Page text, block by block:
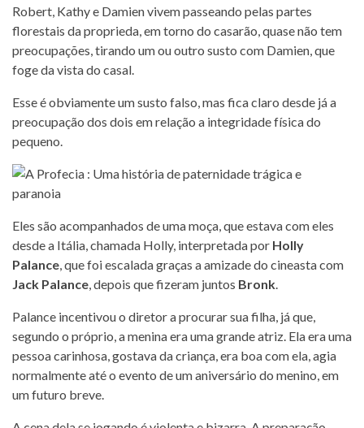
Robert, Kathy e Damien vivem passeando pelas partes
florestais da proprieda, em torno do casarão, quase não tem
preocupações, tirando um ou outro susto com Damien, que
foge da vista do casal.
Esse é obviamente um susto falso, mas fica claro desde já a
preocupação dos dois em relação a integridade física do
pequeno.
Eles são acompanhados de uma moça, que estava com eles
desde a Itália, chamada Holly, interpretada por Holly
Palance, que foi escalada graças a amizade do cineasta com
Jack Palance, depois que fizeram juntos Bronk.
Palance incentivou o diretor a procurar sua filha, já que,
segundo o próprio, a menina era uma grande atriz. Ela era uma
pessoa carinhosa, gostava da criança, era boa com ela, agia
normalmente até o evento de um aniversário do menino, em
um futuro breve.